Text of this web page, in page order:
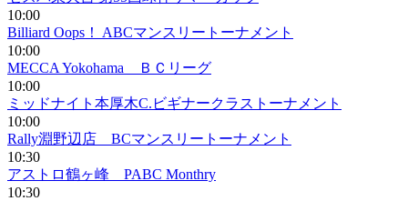
10:00
Billiard Oops！ ABCマンスリートーナメント
10:00
MECCA Yokohama ＢＣリーグ
10:00
ミッドナイト本厚木C.ビギナークラストーナメント
10:00
Rally淵野辺店 BCマンスリートーナメント
10:30
アストロ鶴ヶ峰 PABC Monthry
10:30